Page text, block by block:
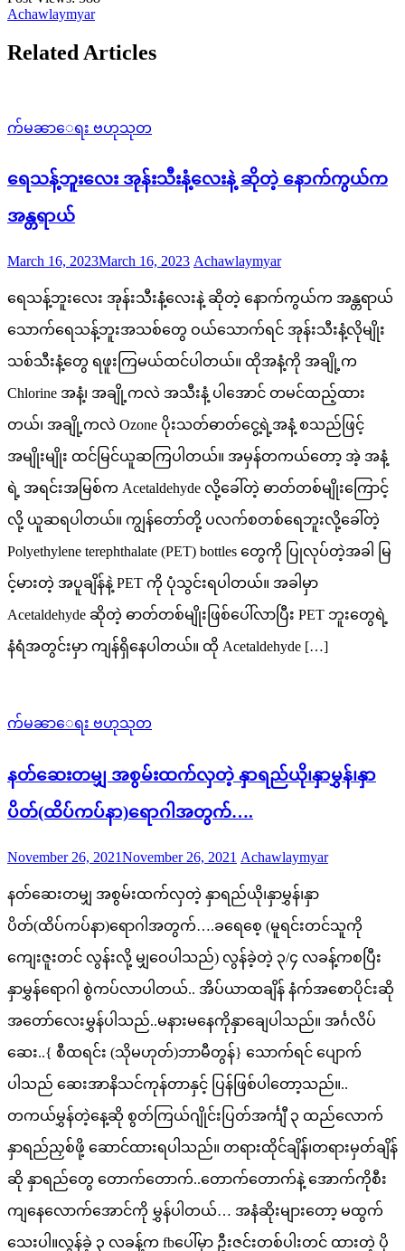
Achawlaymyar
Related Articles
က်မၼာေရး ဗဟုသုတ
ရေသန့်ဘူးလေး အုန်းသီးနံ့လေးနဲ့ ဆိုတဲ့ နောက်ကွယ်က
အန္တရာယ်
Posted
March 16, 2023March 16, 2023 Author
Achawlaymyar
ရေသန့်ဘူးလေး အုန်းသီးနံ့လေးနဲ့ ဆိုတဲ့ နောက်ကွယ်က အန္တရာယ်
သောက်ရေသန့်ဘူးအသစ်တွေ ဝယ်သောက်ရင် အုန်းသီးနံ့လိုမျိုး
သစ်သီးနံ့တွေ ရဖူးကြမယ်ထင်ပါတယ်။ ထိုအနံ့ကို အချို့က
Chlorine အနံ့၊ အချို့ကလဲ အသီးနံ့ ပါအောင် တမင်ထည့်ထား
တယ်၊ အချို့ကလဲ Ozone ပိုးသတ်ဓာတ်ငွေ့ရဲ့အနံ့ စသည်ဖြင့်
အမျိုးမျိုး ထင်မြင်ယူဆကြပါတယ်။ အမှန်တကယ်တော့ အဲ့ အနံ့
ရဲ့ အရင်းအမြစ်က Acetaldehyde လို့ခေါ်တဲ့ ဓာတ်တစ်မျိုးကြောင့်
လို့ ယူဆရပါတယ်။ ကျွန်တော်တို့ ပလက်စတစ်ရေဘူးလို့ခေါ်တဲ့
Polyethylene terephthalate (PET) bottles တွေကို ပြုလုပ်တဲ့အခါ မြ
င့်မားတဲ့ အပူချိန်နဲ့ PET ကို ပုံသွင်းရပါတယ်။ အခါမှာ
Acetaldehyde ဆိုတဲ့ ဓာတ်တစ်မျိုးဖြစ်ပေါ်လာပြီး PET ဘူးတွေရဲ့
နံရံအတွင်းမှာ ကျန်ရှိနေပါတယ်။ ထို Acetaldehyde […]
က်မၼာေရး ဗဟုသုတ
နတ်ဆေးတမျှ အစွမ်းထက်လှတဲ့ နှာရည်ယို၊နှာမွှန်၊နှာ
ပိတ်(ထိပ်ကပ်နာ)ရောဂါအတွက်….
Posted
November 26, 2021November 26, 2021 Author
Achawlaymyar
နတ်ဆေးတမျှ အစွမ်းထက်လှတဲ့ နှာရည်ယို၊နှာမွှန်၊နှာ
ပိတ်(ထိပ်ကပ်နာ)ရောဂါအတွက်….ခရေစေ့ (မူရင်းတင်သူကို
ကျေးဇူးတင် လွန်းလို့ မျှဝေပါသည်) လွန်ခဲ့တဲ့ ၃/၄ လခန့်ကစပြီး
နှာမွှန်ရောဂါ စွဲကပ်လာပါတယ်.. အိပ်ယာထချိန် နံက်အစောပိုင်းဆို
အတော်လေးမွှန်ပါသည်..မနားမနေကိုနှာချေပါသည်။ အင်္ဂလိပ်
ဆေး..{ စီထရင်း (သိုမဟုတ်)ဘာမီတွန်} သောက်ရင် ပျောက်
ပါသည် ဆေးအာနိသင်ကုန်တာနှင့် ပြန်ဖြစ်ပါတော့သည်။..
တကယ်မွှန်တဲ့နေ့ဆို စွတ်ကြယ်ဂျိုင်းပြတ်အင်္ကျီ ၃ ထည်လောက်
နှာရည်ညှစ်ဖို့ ဆောင်ထားရပါသည်။ တရားထိုင်ချိန်၊တရားမှတ်ချိန်
ဆို နှာရည်တွေ တောက်တောက်..တောက်တောက်နဲ့ အောက်ကိုစီး
ကျနေလောက်အောင်ကို မွှန်ပါတယ်… အနံဆိုးများတော့ မထွက်
သေးပါ။လွန်ခဲ့ ၃ လခန့်က fbပေါ်မှာ ဦးဇင်းတစ်ပါးတင် ထားတဲ့ ပို